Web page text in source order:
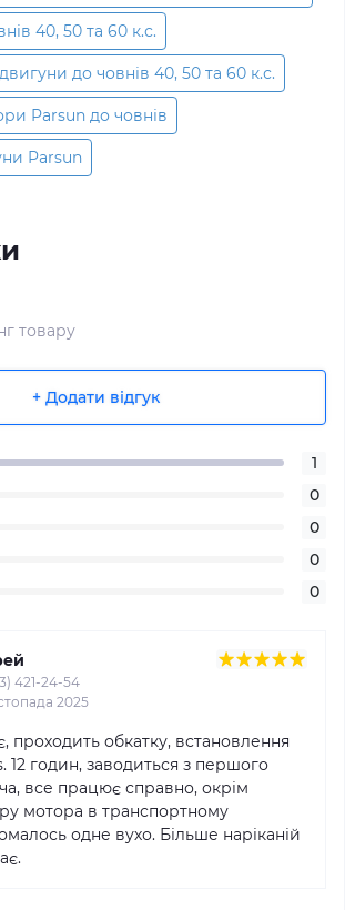
40, 50 та 60 к.с.
до човнів 40, 50 та 60 к.с.
Parsun до човнів
Parsun
товару
+ Додати відгук
1
0
0
0
0
421-24-54
2025
обкатку, встановлення
годин, заводиться з першого
все працює справно, окрім
мотора в транспортному
одне вухо. Більше наріканій